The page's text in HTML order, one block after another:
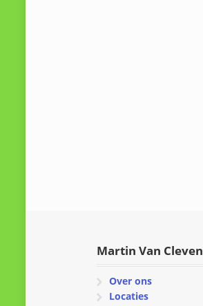
Martin Van Cleven
Over ons
Locaties